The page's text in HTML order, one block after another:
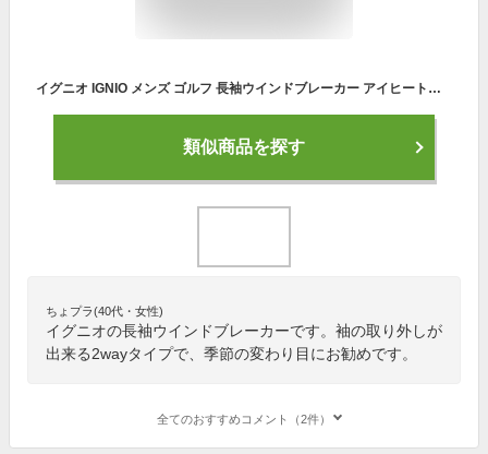
イグニオ IGNIO メンズ ゴルフ 長袖ウインドブレーカー アイヒート袖脱着可能2WAYウィンドジャケット IG-1W1531F2W-H （ホワイト）
類似商品を探す
ちょプラ(40代・女性)
イグニオの長袖ウインドブレーカーです。袖の取り外しが
出来る2wayタイプで、季節の変わり目にお勧めです。
全てのおすすめコメント（2件）